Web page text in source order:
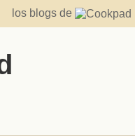
los blogs de